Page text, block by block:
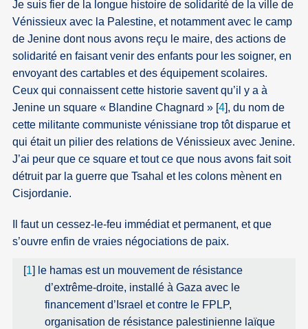
Je suis fier de la longue histoire de solidarité de la ville de
Vénissieux avec la Palestine, et notamment avec le camp
de Jenine dont nous avons reçu le maire, des actions de
solidarité en faisant venir des enfants pour les soigner, en
envoyant des cartables et des équipement scolaires.
Ceux qui connaissent cette historie savent qu’il y a à
Jenine un square « Blandine Chagnard » [4], du nom de
cette militante communiste vénissiane trop tôt disparue et
qui était un pilier des relations de Vénissieux avec Jenine.
J’ai peur que ce square et tout ce que nous avons fait soit
détruit par la guerre que Tsahal et les colons mènent en
Cisjordanie.
Il faut un cessez-le-feu immédiat et permanent, et que
s’ouvre enfin de vraies négociations de paix.
[1] le hamas est un mouvement de résistance
d’extrême-droite, installé à Gaza avec le
financement d’Israel et contre le FPLP,
organisation de résistance palestinienne laïque